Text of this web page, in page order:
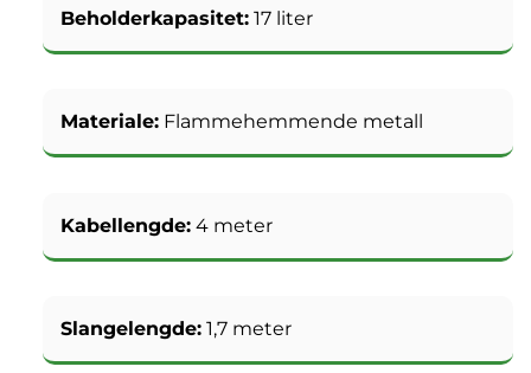
Beholderkapasitet:17 liter
Materiale:Flammehemmende metall
Kabellengde:4 meter
Slangelengde:1,7 meter